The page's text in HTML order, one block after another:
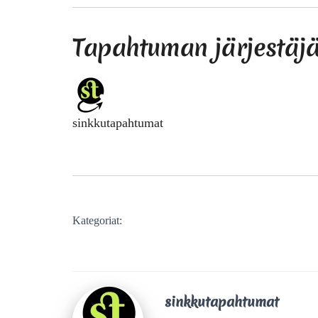
Tapahtuman
sinkkutapahtumat
Kategoriat:
sinkkutapahtumat